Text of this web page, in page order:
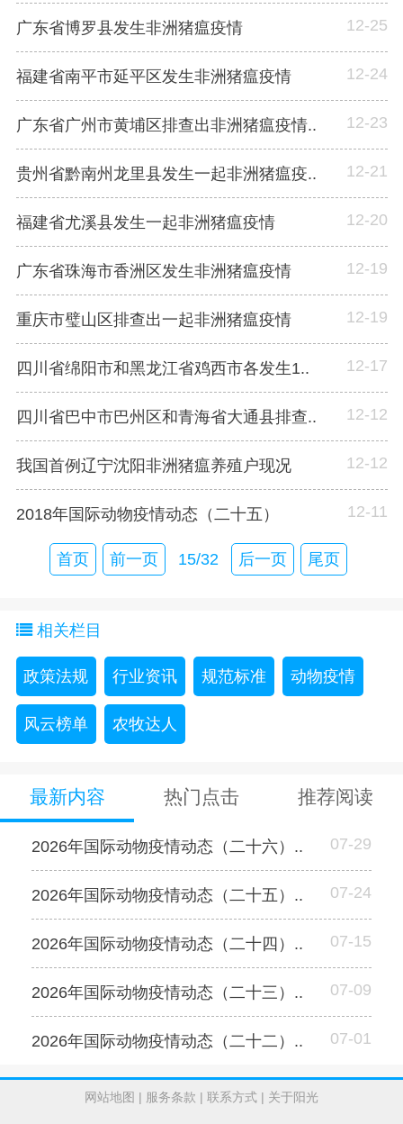
广东省博罗县发生非洲猪瘟疫情 12-25
福建省南平市延平区发生非洲猪瘟疫情 12-24
广东省广州市黄埔区排查出非洲猪瘟疫情.. 12-23
贵州省黔南州龙里县发生一起非洲猪瘟疫.. 12-21
福建省尤溪县发生一起非洲猪瘟疫情 12-20
广东省珠海市香洲区发生非洲猪瘟疫情 12-19
重庆市璧山区排查出一起非洲猪瘟疫情 12-19
四川省绵阳市和黑龙江省鸡西市各发生1.. 12-17
四川省巴中市巴州区和青海省大通县排查.. 12-12
我国首例辽宁沈阳非洲猪瘟养殖户现况 12-12
2018年国际动物疫情动态（二十五） 12-11
首页 前一页 15/32 后一页 尾页
相关栏目
政策法规 行业资讯 规范标准 动物疫情
风云榜单 农牧达人
最新内容 热门点击 推荐阅读
2026年国际动物疫情动态（二十六）.. 07-29
2026年国际动物疫情动态（二十五）.. 07-24
2026年国际动物疫情动态（二十四）.. 07-15
2026年国际动物疫情动态（二十三）.. 07-09
2026年国际动物疫情动态（二十二）.. 07-01
网站地图 | 服务条款 | 联系方式 | 关于阳光